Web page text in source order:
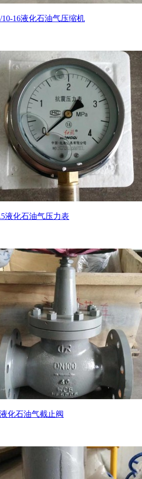
10-16液化石油气压缩机
液化石油气压力表
化石油气截止阀